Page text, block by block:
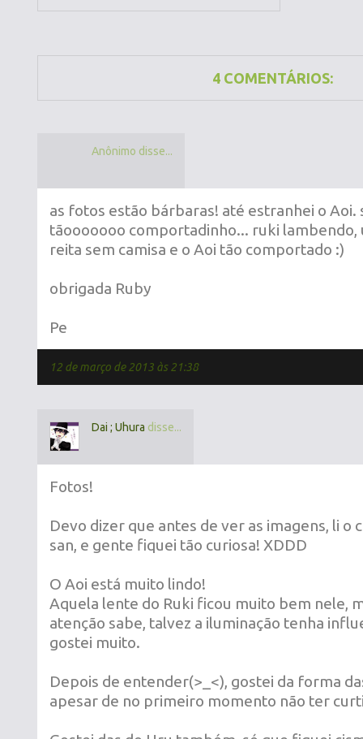
4 COMENTÁRIOS:
Anônimo disse...
as fotos estão bárbaras! até estranhei o Aoi.
tãooooooo comportadinho... ruki lambendo,
reita sem camisa e o Aoi tão comportado :)
obrigada Ruby
Pe
12 de março de 2013 às 21:38
Dai ; Uhura disse...
Fotos!
Devo dizer que antes de ver as imagens, li o
san, e gente fiquei tão curiosa! XDDD
O Aoi está muito lindo!
Aquela lente do Ruki ficou muito bem nele,
atenção sabe, talvez a iluminação tenha
gostei muito.
Depois de entender(>_<), gostei da forma
apesar de no primeiro momento não ter